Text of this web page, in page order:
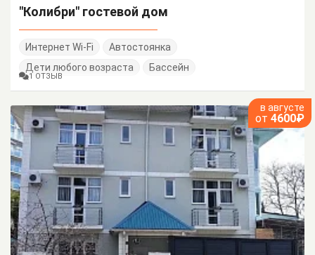
"Колибри" гостевой дом
Интернет Wi-Fi
Автостоянка
Дети любого возраста
Бассейн
1 ОТЗЫВ
в августе
от 4600₽